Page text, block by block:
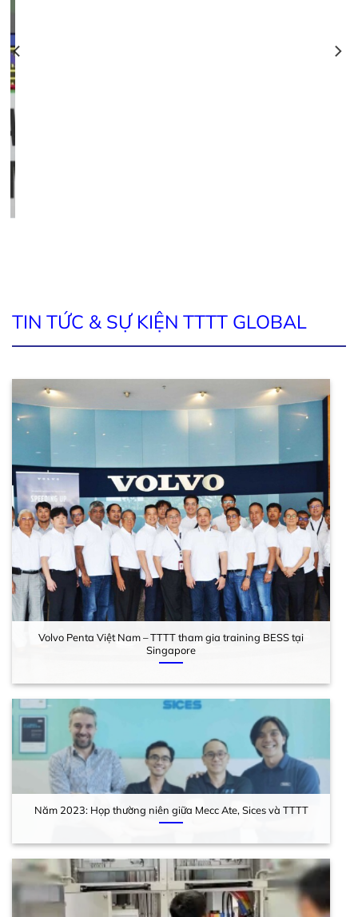
TIN TỨC & SỰ KIỆN TTTT GLOBAL
Volvo Penta Việt Nam – TTTT tham gia training BESS tại
Singapore
Năm 2023: Họp thường niên giữa Mecc Ate, Sices và TTTT